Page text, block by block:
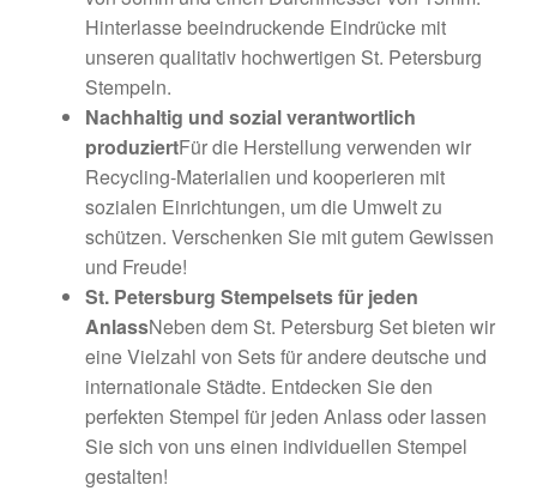
Hinterlasse beeindruckende Eindrücke mit
unseren qualitativ hochwertigen St. Petersburg
Stempeln.
Nachhaltig und sozial verantwortlich
produziertFür die Herstellung verwenden wir
Recycling-Materialien und kooperieren mit
sozialen Einrichtungen, um die Umwelt zu
schützen. Verschenken Sie mit gutem Gewissen
und Freude!
St. Petersburg Stempelsets für jeden
AnlassNeben dem St. Petersburg Set bieten wir
eine Vielzahl von Sets für andere deutsche und
internationale Städte. Entdecken Sie den
perfekten Stempel für jeden Anlass oder lassen
Sie sich von uns einen individuellen Stempel
gestalten!